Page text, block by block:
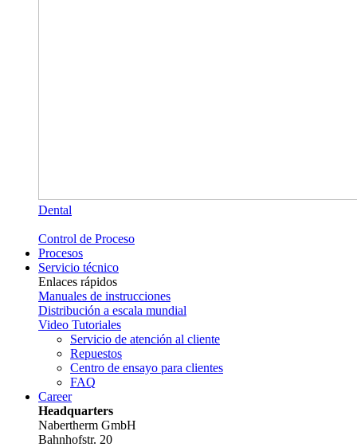
Dental
Control de Proceso
Procesos
Servicio técnico
Enlaces rápidos
Manuales de instrucciones
Distribución a escala mundial
Video Tutoriales
Servicio de atención al cliente
Repuestos
Centro de ensayo para clientes
FAQ
Career
Headquarters
Nabertherm GmbH
Bahnhofstr. 20